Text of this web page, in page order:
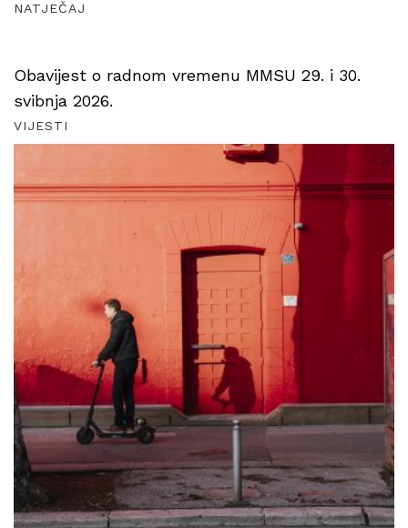
NATJEČAJ
Obavijest o radnom vremenu MMSU 29. i 30.
svibnja 2026.
VIJESTI